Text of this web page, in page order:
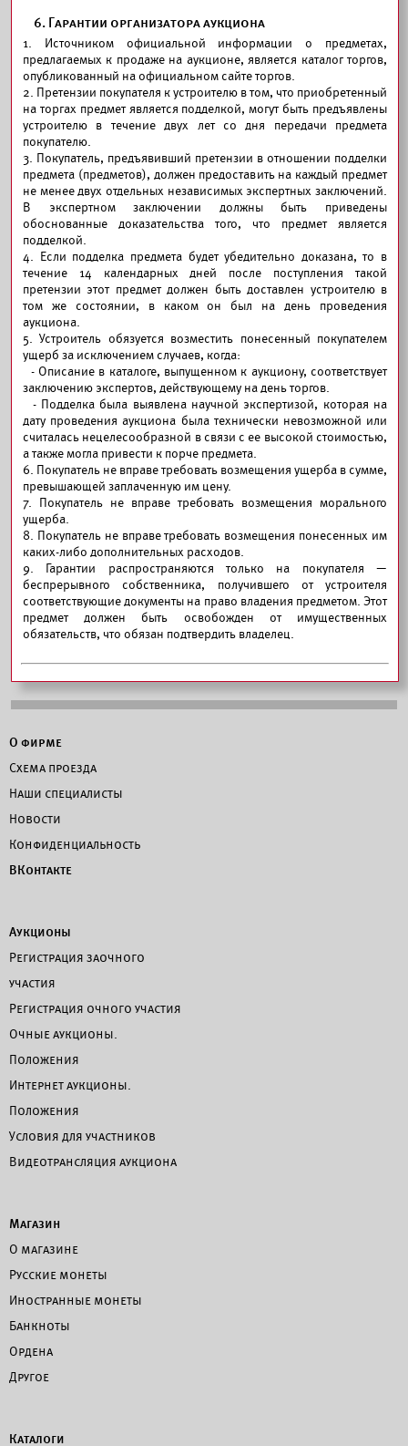
6. Гарантии организатора аукциона
1. Источником официальной информации о предметах,
предлагаемых к продаже на аукционе, является каталог торгов,
опубликованный на официальном сайте торгов.
2. Претензии покупателя к устроителю в том, что приобретенный
на торгах предмет является подделкой, могут быть предъявлены
устроителю в течение двух лет со дня передачи предмета
покупателю.
3. Покупатель, предъявивший претензии в отношении подделки
предмета (предметов), должен предоставить на каждый предмет
не менее двух отдельных независимых экспертных заключений.
В экспертном заключении должны быть приведены
обоснованные доказательства того, что предмет является
подделкой.
4. Если подделка предмета будет убедительно доказана, то в
течение 14 календарных дней после поступления такой
претензии этот предмет должен быть доставлен устроителю в
том же состоянии, в каком он был на день проведения
аукциона.
5. Устроитель обязуется возместить понесенный покупателем
ущерб за исключением случаев, когда:
- Описание в каталоге, выпущенном к аукциону, соответствует
заключению экспертов, действующему на день торгов.
- Подделка была выявлена научной экспертизой, которая на
дату проведения аукциона была технически невозможной или
считалась нецелесообразной в связи с ее высокой стоимостью,
а также могла привести к порче предмета.
6. Покупатель не вправе требовать возмещения ущерба в сумме,
превышающей заплаченную им цену.
7. Покупатель не вправе требовать возмещения морального
ущерба.
8. Покупатель не вправе требовать возмещения понесенных им
каких-либо дополнительных расходов.
9. Гарантии распространяются только на покупателя —
беспрерывного собственника, получившего от устроителя
соответствующие документы на право владения предметом. Этот
предмет должен быть освобожден от имущественных
обязательств, что обязан подтвердить владелец.
О фирме
Схема проезда
Наши специалисты
Новости
Конфиденциальность
ВКонтакте
Аукционы
Регистрация заочного
участия
Регистрация очного участия
Очные аукционы.
Положения
Интернет аукционы.
Положения
Условия для участников
Видеотрансляция аукциона
Магазин
О магазине
Русские монеты
Иностранные монеты
Банкноты
Ордена
Другое
Каталоги